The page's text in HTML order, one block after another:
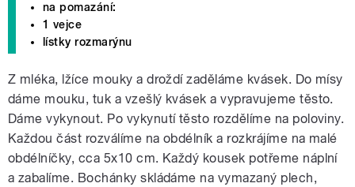
na pomazání:
1 vejce
lístky rozmarýnu
Z mléka, lžíce mouky a droždí zaděláme kvásek. Do mísy
dáme mouku, tuk a vzešlý kvásek a vypravujeme těsto.
Dáme vykynout. Po vykynutí těsto rozdělíme na poloviny.
Každou část rozválíme na obdélník a rozkrájíme na malé
obdélníčky, cca 5x10 cm. Každý kousek potřeme náplní
a zabalíme. Bochánky skládáme na vymazaný plech,